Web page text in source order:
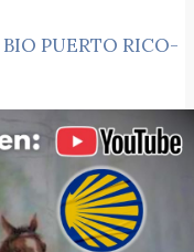
PUERTO RICO-